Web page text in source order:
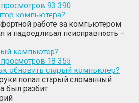
просмотров 93 390
компьютера?
работе за компьютером
и надоедливая неисправность –
просмотров 18 355
обновить старый компьютер?
попал старый сломанный
был разбит